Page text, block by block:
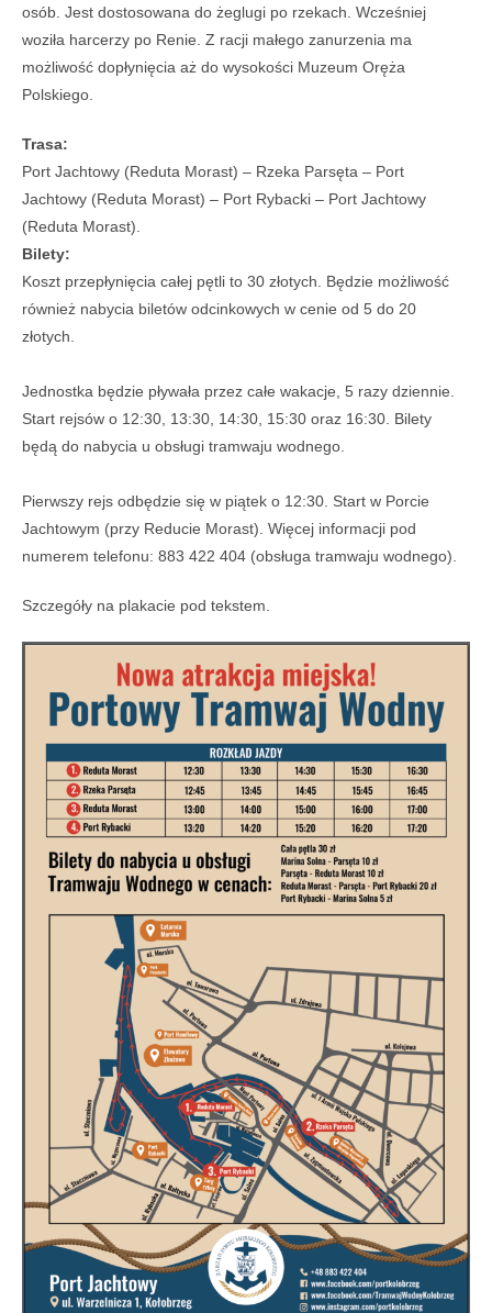
osób. Jest dostosowana do żeglugi po rzekach. Wcześniej
woziła harcerzy po Renie. Z racji małego zanurzenia ma
możliwość dopłynięcia aż do wysokości Muzeum Oręża
Polskiego.
Trasa:
Port Jachtowy (Reduta Morast) – Rzeka Parsęta – Port
Jachtowy (Reduta Morast) – Port Rybacki – Port Jachtowy
(Reduta Morast).
Bilety:
Koszt przepłynięcia całej pętli to 30 złotych. Będzie możliwość
również nabycia biletów odcinkowych w cenie od 5 do 20
złotych.
Jednostka będzie pływała przez całe wakacje, 5 razy dziennie.
Start rejsów o 12:30, 13:30, 14:30, 15:30 oraz 16:30. Bilety
będą do nabycia u obsługi tramwaju wodnego.
Pierwszy rejs odbędzie się w piątek o 12:30. Start w Porcie
Jachtowym (przy Reducie Morast). Więcej informacji pod
numerem telefonu: 883 422 404 (obsługa tramwaju wodnego).
Szczegóły na plakacie pod tekstem.